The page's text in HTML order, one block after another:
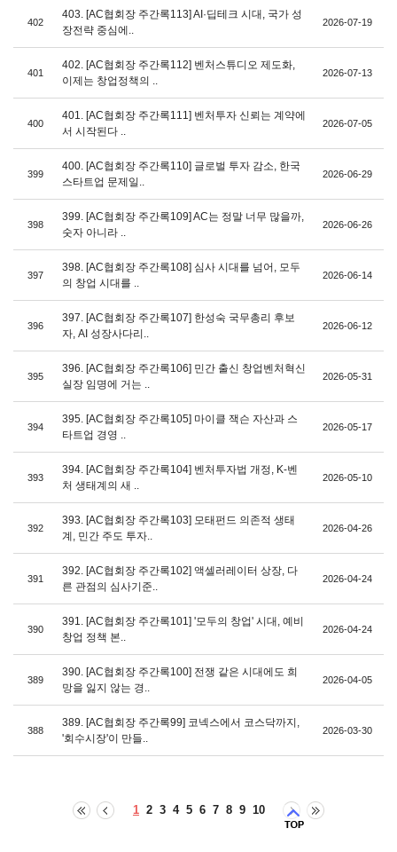
402
403. [AC협회장 주간록113] AI·딥테크 시대, 국가 성
장전략 중심에..
2026-07-19
401
402. [AC협회장 주간록112] 벤처스튜디오 제도화,
이제는 창업정책의 ..
2026-07-13
400
401. [AC협회장 주간록111] 벤처투자 신뢰는 계약에
서 시작된다 ..
2026-07-05
399
400. [AC협회장 주간록110] 글로벌 투자 감소, 한국
스타트업 문제일..
2026-06-29
398
399. [AC협회장 주간록109] AC는 정말 너무 많을까,
숫자 아니라 ..
2026-06-26
397
398. [AC협회장 주간록108] 심사 시대를 넘어, 모두
의 창업 시대를 ..
2026-06-14
396
397. [AC협회장 주간록107] 한성숙 국무총리 후보
자, AI 성장사다리..
2026-06-12
395
396. [AC협회장 주간록106] 민간 출신 창업벤처혁신
실장 임명에 거는 ..
2026-05-31
394
395. [AC협회장 주간록105] 마이클 잭슨 자산과 스
타트업 경영 ..
2026-05-17
393
394. [AC협회장 주간록104] 벤처투자법 개정, K-벤
처 생태계의 새 ..
2026-05-10
392
393. [AC협회장 주간록103] 모태펀드 의존적 생태
계, 민간 주도 투자..
2026-04-26
391
392. [AC협회장 주간록102] 액셀러레이터 상장, 다
른 관점의 심사기준..
2026-04-24
390
391. [AC협회장 주간록101] '모두의 창업' 시대, 예비
창업 정책 본..
2026-04-24
389
390. [AC협회장 주간록100] 전쟁 같은 시대에도 희
망을 잃지 않는 경..
2026-04-05
388
389. [AC협회장 주간록99] 코넥스에서 코스닥까지,
'회수시장'이 만들..
2026-03-30
1 2 3 4 5 6 7 8 9 10